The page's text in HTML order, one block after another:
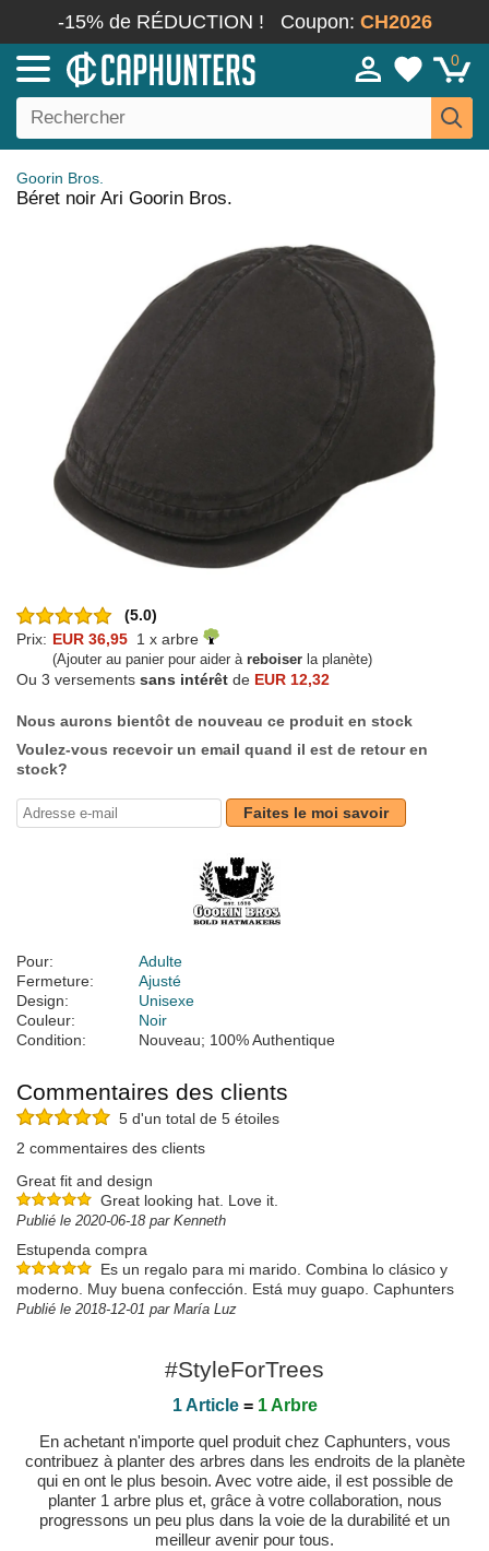
-15% de RÉDUCTION ! Coupon: CH2026
0
Goorin Bros.
Béret noir Ari Goorin Bros.
(5.0)
Prix: EUR 36,95 1 x arbre
(Ajouter au panier pour aider à reboiser la planète)
Ou 3 versements sans intérêt de EUR 12,32
Nous aurons bientôt de nouveau ce produit en stock
Voulez-vous recevoir un email quand il est de retour en
stock?
Faites le moi savoir
Pour:
Adulte
Fermeture:
Ajusté
Design:
Unisexe
Couleur:
Noir
Condition:
Nouveau; 100% Authentique
Commentaires des clients
5 d'un total de 5 étoiles
2 commentaires des clients
Great fit and design
Great looking hat. Love it.
Publié le 2020-06-18 par Kenneth
Estupenda compra
Es un regalo para mi marido. Combina lo clásico y
moderno. Muy buena confección. Está muy guapo. Caphunters
Publié le 2018-12-01 par María Luz
#StyleForTrees
1 Article= 1 Arbre
En achetant n'importe quel produit chez Caphunters, vous
contribuez à planter des arbres dans les endroits de la planète
qui en ont le plus besoin. Avec votre aide, il est possible de
planter 1 arbre plus et, grâce à votre collaboration, nous
progressons un peu plus dans la voie de la durabilité et un
meilleur avenir pour tous.